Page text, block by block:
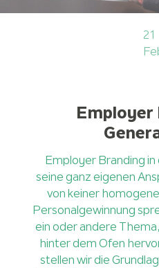
21
Employer
Employer Branding
seine ganz eigenen
von keiner
Personalgewinnung
ein oder andere
hinter dem Ofen
stellen wir die